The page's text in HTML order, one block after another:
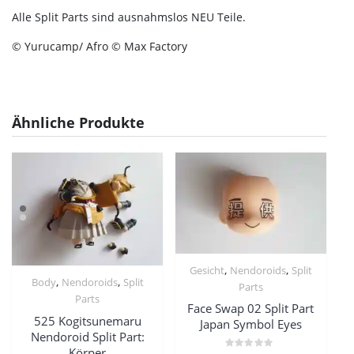
Alle Split Parts sind ausnahmslos NEU Teile.
© Yurucamp/ Afro © Max Factory
Ähnliche Produkte
Body, Nendoroids, Split
Parts
525 Kogitsunemaru
Nendoroid Split Part:
Gesicht, Nendoroids, Split
Parts
Face Swap 02 Split Part
Japan Symbol Eyes